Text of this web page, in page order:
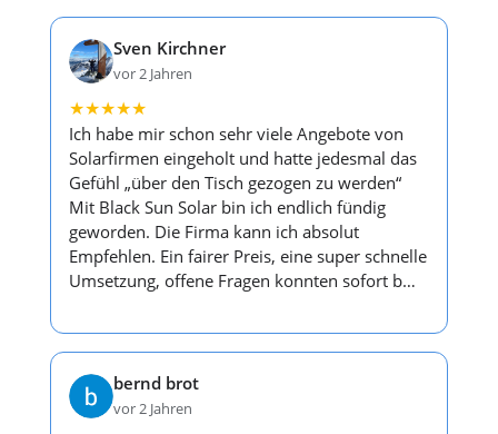
Sven Kirchner
vor 2 Jahren
★★★★★
Ich habe mir schon sehr viele Angebote von
Solarfirmen eingeholt und hatte jedesmal das
Gefühl „über den Tisch gezogen zu werden“
Mit Black Sun Solar bin ich endlich fündig
geworden. Die Firma kann ich absolut
Empfehlen. Ein fairer Preis, eine super schnelle
Umsetzung, offene Fragen konnten sofort b…
bernd brot
vor 2 Jahren